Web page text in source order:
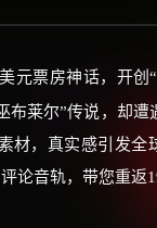
元票房神话，开
莱尔”传说，却
，真实感引发全
论音轨，带您重返